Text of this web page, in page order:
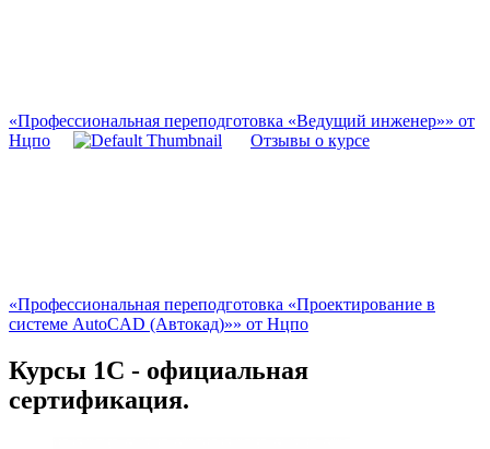
«Профессиональная переподготовка «Ведущий инженер»» от
Нцпо
Отзывы о курсе
«Профессиональная переподготовка «Проектирование в
системе AutoCAD (Автокад)»» от Нцпо
Курсы 1С - официальная
сертификация.